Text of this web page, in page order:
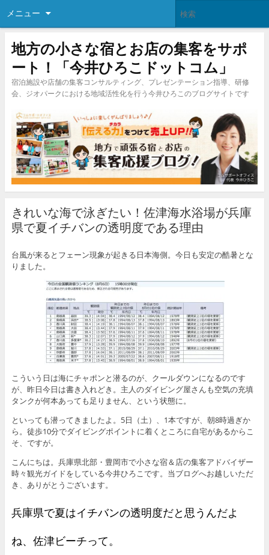
メニュー
地方の小さな宿とお店の集客をサポ
ート！「今井ひろこドットコム」
宿泊施設や店舗の集客コンサルティング、プレゼンテーション指導、研修
会、ジオパークにおける地域活性化を行う今井ひろこのブログサイトです
きれいな海で泳ぎたい！佐津海水浴場が兵庫
県で夏イチバンの透明度である理由
台風が来るとフェーン現象が起きる日本海側。今日も安定の酷暑とな
りました。
こういう日は海にチャポンと潜るのが、クールダウンになるのです
が、昨日今日は書き入れどき。主人のダイビング屋さんも空気の充填
タンクが何本あっても足りません、という状態に。
といっても潜ってきましたよ。5日（土）、1本ですが、朝8時過ぎか
ら。徒歩10分でダイビングポイントに着くところに自宅があるからこ
そ、ですが。
こんにちは。兵庫県北部・豊岡市で小さな宿＆店の集客アドバイザー
時々観光ガイドをしている今井ひろこです。当ブログへお越しいただ
き、ありがとうございます。
兵庫県で夏はイチバンの透明度だと思うんだよ
ね、佐津ビーチって。